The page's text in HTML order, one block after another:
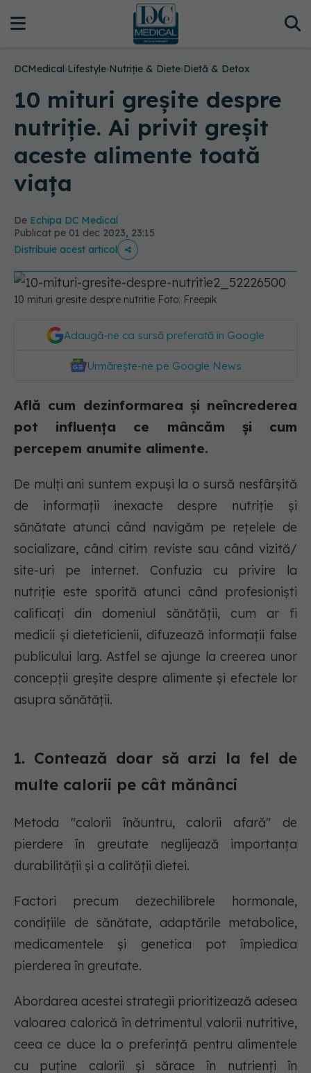
DCMedical›Lifestyle›Nutriție & Diete›Dietă & Detox
10 mituri greșite despre
nutriție. Ai privit greșit
aceste alimente toată
viața
De Echipa DC Medical
Publicat pe 01 dec 2023, 23:15
Distribuie acest articol
10 mituri gresite despre nutritie Foto: Freepik
Adaugă-ne ca sursă preferată în Google
Urmărește-ne pe Google News
Află cum dezinformarea și neîncrederea
pot influența ce mâncăm și cum
percepem anumite alimente.
De mulți ani suntem expuși la o sursă nesfârșită
de informații inexacte despre nutriție și
sănătate atunci când navigăm pe rețelele de
socializare, când citim reviste sau când vizită/
site-uri pe internet. Confuzia cu privire la
nutriție este sporită atunci când profesioniști
calificați din domeniul sănătății, cum ar fi
medicii și dieteticienii, difuzează informații false
publicului larg. Astfel se ajunge la creerea unor
concepții greșite despre alimente și efectele lor
asupra sănătății.
1. Contează doar să arzi la fel de
multe calorii pe cât mănânci
Metoda "calorii înăuntru, calorii afară" de
pierdere în greutate neglijează importanța
durabilității și a calității dietei.
Factori precum dezechilibrele hormonale,
condițiile de sănătate, adaptările metabolice,
medicamentele și genetica pot împiedica
pierderea în greutate.
Abordarea acestei strategii prioritizează adesea
valoarea calorică în detrimentul valorii nutritive,
ceea ce duce la o preferință pentru alimentele
cu puține calorii și sărace în nutrienți în